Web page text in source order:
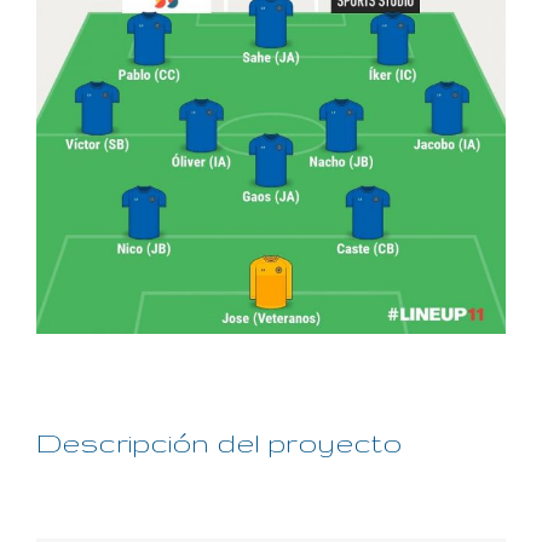
grande
Descripción del proyecto